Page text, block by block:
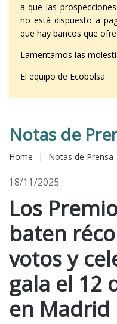
a que las
no está dispuesto a
que hay bancos que
Lamentamos las
El equipo de Ecobolsa
Notas de
Home | Notas de Prensa
18/11/2025
Los
baten
votos y
gala el 12
en Madrid